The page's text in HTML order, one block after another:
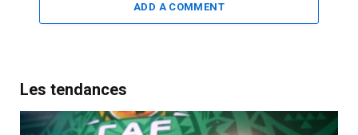
ADD A COMMENT
Les tendances